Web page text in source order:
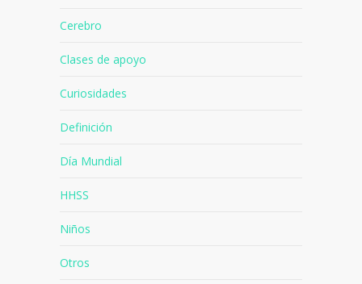
Cerebro
Clases de apoyo
Curiosidades
Definición
Día Mundial
HHSS
Niños
Otros